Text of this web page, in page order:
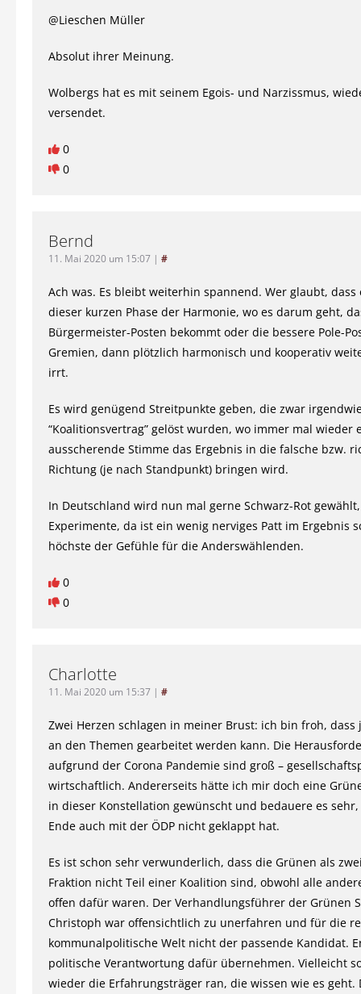
@Lieschen Müller
Absolut ihrer Meinung.
Wolbergs hat es mit seinem Egois- und Narzissmus,
versendet.
0
0
Bernd
11. Mai 2020 um 15:07 | #
Ach was. Es bleibt weiterhin spannend. Wer glaubt, dass
dieser kurzen Phase der Harmonie, wo es darum geht,
Bürgermeister-Posten bekommt oder die bessere Pole-
Gremien, dann plötzlich harmonisch und kooperativ
irrt.
Es wird genügend Streitpunkte geben, die zwar
“Koalitionsvertrag” gelöst wurden, wo immer mal wieder
ausscherende Stimme das Ergebnis in die falsche bzw.
Richtung (je nach Standpunkt) bringen wird.
In Deutschland wird nun mal gerne Schwarz-Rot
Experimente, da ist ein wenig nerviges Patt im Ergebnis
höchste der Gefühle für die Anderswählenden.
0
0
Charlotte
11. Mai 2020 um 15:37 | #
Zwei Herzen schlagen in meiner Brust: ich bin froh, dass
an den Themen gearbeitet werden kann. Die
aufgrund der Corona Pandemie sind groß –
wirtschaftlich. Andererseits hätte ich mir doch eine
in dieser Konstellation gewünscht und bedauere es sehr,
Ende auch mit der ÖDP nicht geklappt hat.
Es ist schon sehr verwunderlich, dass die Grünen als
Fraktion nicht Teil einer Koalition sind, obwohl alle
offen dafür waren. Der Verhandlungsführer der Grünen
Christoph war offensichtlich zu unerfahren und für die
kommunalpolitische Welt nicht der passende Kandidat.
politische Verantwortung dafür übernehmen. Vielleicht
wieder die Erfahrungsträger ran, die wissen wie es geht.